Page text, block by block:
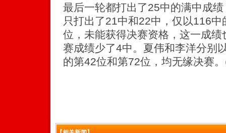
最后一轮都打出了25中的满中成
只打出了21中和22中，仅以116
位，未能获得决赛资格，这一成
赛成绩少了4中。夏伟和李洋分别
的第42位和第72位，均无缘决赛